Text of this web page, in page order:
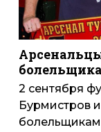
2 сентября
Бурмистров